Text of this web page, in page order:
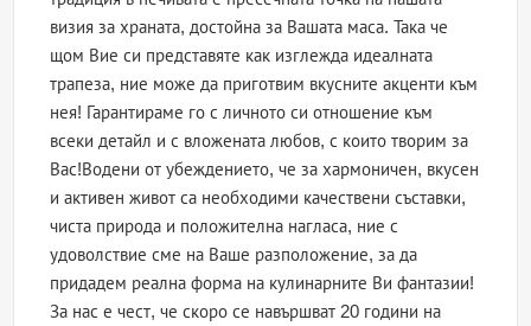
визия за храната, достойна за Вашата маса. Така че
щом Вие си представяте как изглежда идеалната
трапеза, ние може да приготвим вкусните акценти към
нея! Гарантираме го с личното си отношение към
всеки детайл и с вложената любов, с които творим за
Вас!Водени от убеждението, че за хармоничен, вкусен
и активен живот са необходими качествени съставки,
чиста природа и положителна нагласа, ние с
удоволствие сме на Ваше разположение, за да
придадем реална форма на кулинарните Ви фантазии!
За нас е чест, че скоро се навършват 20 години на